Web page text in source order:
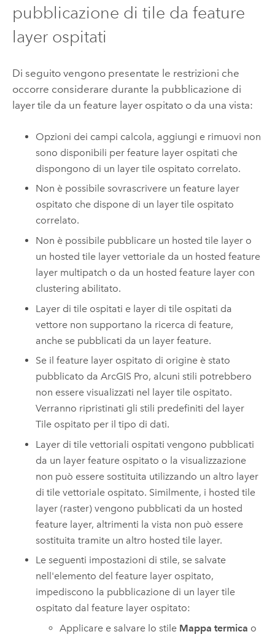
pubblicazione di tile da feature
layer ospitati
Di seguito vengono presentate le restrizioni che
occorre considerare durante la pubblicazione di
layer tile da un feature layer ospitato o da una vista:
Opzioni dei campi calcola, aggiungi e rimuovi non
sono disponibili per feature layer ospitati che
dispongono di un layer tile ospitato correlato.
Non è possibile sovrascrivere un feature layer
ospitato che dispone di un layer tile ospitato
correlato.
Non è possibile pubblicare un hosted tile layer o
un hosted tile layer vettoriale da un hosted feature
layer multipatch o da un hosted feature layer con
clustering abilitato.
Layer di tile ospitati e layer di tile ospitati da
vettore non supportano la ricerca di feature,
anche se pubblicati da un layer feature.
Se il feature layer ospitato di origine è stato
pubblicato daArcGIS Pro, alcuni stili potrebbero
non essere visualizzati nel layer tile ospitato.
Verranno ripristinati gli stili predefiniti del layer
Tile ospitato per il tipo di dati.
Layer di tile vettoriali ospitati vengono pubblicati
da un layer feature ospitato o la visualizzazione
non può essere sostituita utilizzando un altro layer
di tile vettoriale ospitato. Similmente, i hosted tile
layer (raster) vengono pubblicati da un hosted
feature layer, altrimenti la vista non può essere
sostituita tramite un altro hosted tile layer.
Le seguenti impostazioni di stile, se salvate
nell'elemento del feature layer ospitato,
impediscono la pubblicazione di un layer tile
ospitato dal feature layer ospitato:
Applicare e salvare lo stile Mappa termica o